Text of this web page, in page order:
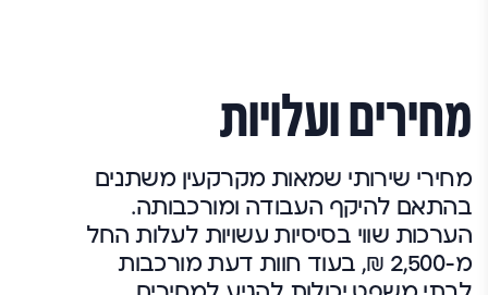
מחירים ועלויות
מחירי שירותי שמאות מקרקעין משתנים
בהתאם להיקף העבודה ומורכבותה.
הערכות שווי בסיסיות עשויות לעלות החל
מ-2,500 ₪, בעוד חוות דעת מורכבות